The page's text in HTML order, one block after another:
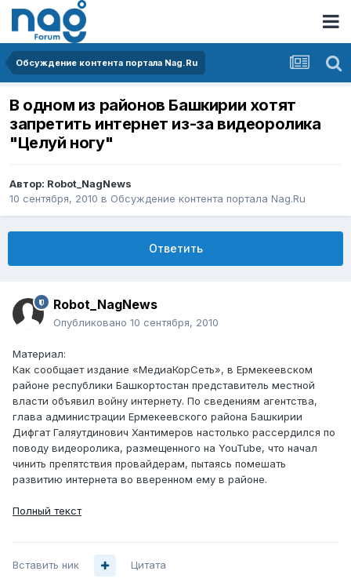
Обсуждение контента портала Nag.Ru
В одном из районов Башкирии хотят
запретить интернет из-за видеоролика
"Целуй ногу"
Автор: Robot_NagNews
10 сентября, 2010 в Обсуждение контента портала Nag.Ru
Ответить
Robot_NagNews
Опубликовано 10 сентября, 2010
Материал:
Как сообщает издание «МедиаКорСеть», в Ермекеевском
районе республики Башкортостан представитель местной
власти объявил войну интернету. По сведениям агентства,
глава администрации Ермекеевского района Башкирии
Дифгат Галяутдинович Хантимеров настолько рассердился по
поводу видеоролика, размещенного на YouTube, что начал
чинить препятствия провайдерам, пытаясь помешать
развитию интернета во вверенном ему в районе.
Полный текст
Вставить ник Цитата